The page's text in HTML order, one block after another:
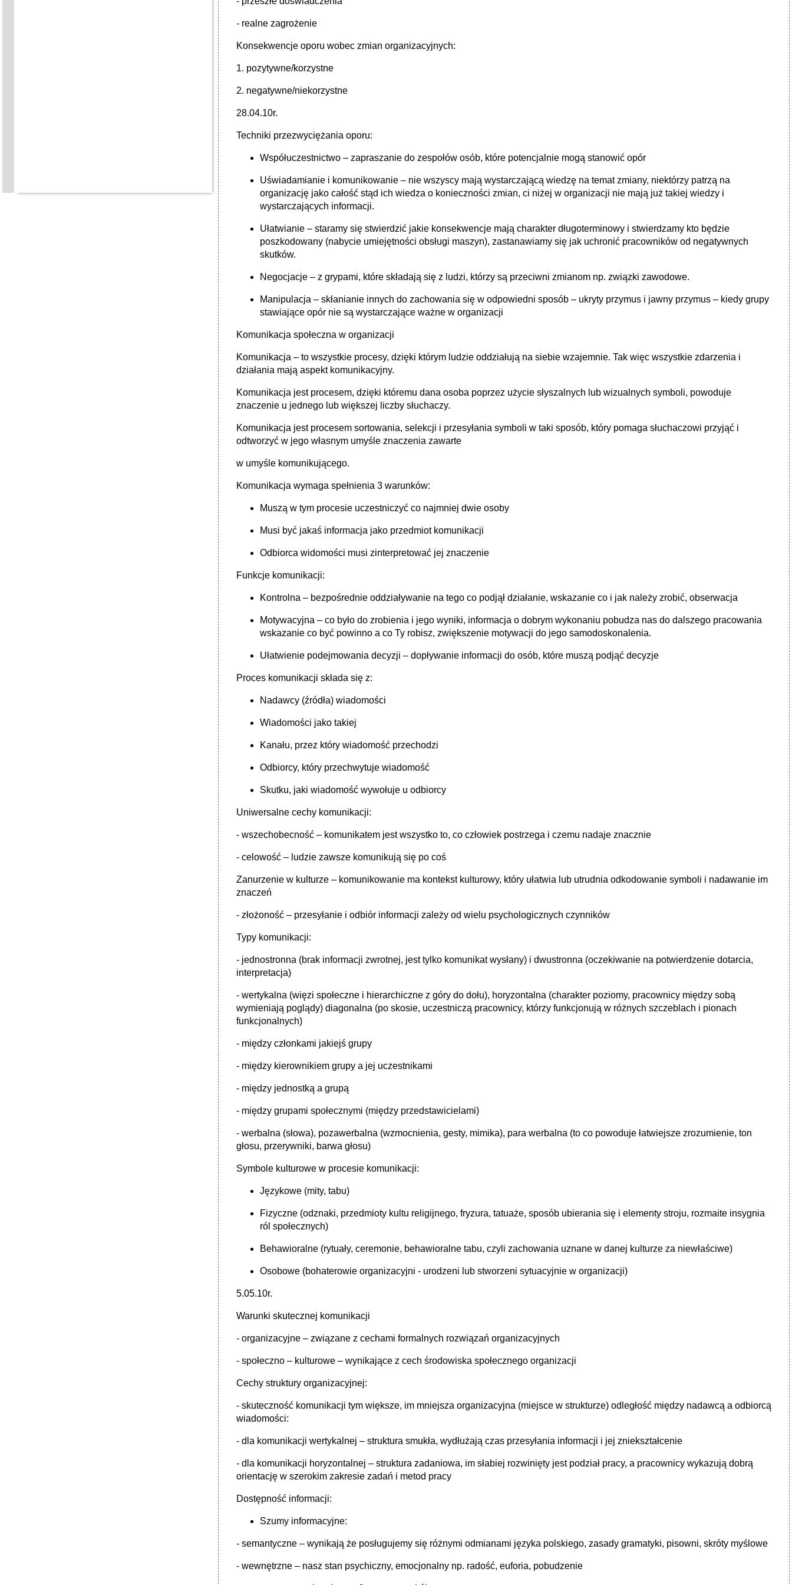
- realne zagrożenie
Konsekwencje oporu wobec zmian organizacyjnych:
1. pozytywne/korzystne
2. negatywne/niekorzystne
28.04.10r.
Techniki przezwyciężania oporu:
Współuczestnictwo – zapraszanie do zespołów osób, które potencjalnie mogą stanowić opór
Uświadamianie i komunikowanie – nie wszyscy mają wystarczającą wiedzę na temat zmiany, niektórzy patrzą na
organizację jako całość stąd ich wiedza o konieczności zmian, ci niżej w organizacji nie mają już takiej wiedzy i
wystarczających informacji.
Ułatwianie – staramy się stwierdzić jakie konsekwencje mają charakter długoterminowy i stwierdzamy kto będzie
poszkodowany (nabycie umiejętności obsługi maszyn), zastanawiamy się jak uchronić pracowników od negatywnych
skutków.
Negocjacje – z grypami, które składają się z ludzi, którzy są przeciwni zmianom np. związki zawodowe.
Manipulacja – skłanianie innych do zachowania się w odpowiedni sposób – ukryty przymus i jawny przymus – kiedy grupy
stawiające opór nie są wystarczające ważne w organizacji
Komunikacja społeczna w organizacji
Komunikacja – to wszystkie procesy, dzięki którym ludzie oddziałują na siebie wzajemnie. Tak więc wszystkie zdarzenia i
działania mają aspekt komunikacyjny.
Komunikacja jest procesem, dzięki któremu dana osoba poprzez użycie słyszalnych lub wizualnych symboli, powoduje
znaczenie u jednego lub większej liczby słuchaczy.
Komunikacja jest procesem sortowania, selekcji i przesyłania symboli w taki sposób, który pomaga słuchaczowi przyjąć i
odtworzyć w jego własnym umyśle znaczenia zawarte
w umyśle komunikującego.
Komunikacja wymaga spełnienia 3 warunków:
Muszą w tym procesie uczestniczyć co najmniej dwie osoby
Musi być jakaś informacja jako przedmiot komunikacji
Odbiorca widomości musi zinterpretować jej znaczenie
Funkcje komunikacji:
Kontrolna – bezpośrednie oddziaływanie na tego co podjął działanie, wskazanie co i jak należy zrobić, obserwacja
Motywacyjna – co było do zrobienia i jego wyniki, informacja o dobrym wykonaniu pobudza nas do dalszego pracowania
wskazanie co być powinno a co Ty robisz, zwiększenie motywacji do jego samodoskonalenia.
Ułatwienie podejmowania decyzji – dopływanie informacji do osób, które muszą podjąć decyzje
Proces komunikacji składa się z:
Nadawcy (źródła) wiadomości
Wiadomości jako takiej
Kanału, przez który wiadomość przechodzi
Odbiorcy, który przechwytuje wiadomość
Skutku, jaki wiadomość wywołuje u odbiorcy
Uniwersalne cechy komunikacji:
- wszechobecność – komunikatem jest wszystko to, co człowiek postrzega i czemu nadaje znacznie
- celowość – ludzie zawsze komunikują się po coś
Zanurzenie w kulturze – komunikowanie ma kontekst kulturowy, który ułatwia lub utrudnia odkodowanie symboli i nadawanie im
znaczeń
- złożoność – przesyłanie i odbiór informacji zależy od wielu psychologicznych czynników
Typy komunikacji:
- jednostronna (brak informacji zwrotnej, jest tylko komunikat wysłany) i dwustronna (oczekiwanie na potwierdzenie dotarcia,
interpretacja)
- wertykalna (więzi społeczne i hierarchiczne z góry do dołu), horyzontalna (charakter poziomy, pracownicy między sobą
wymieniają poglądy) diagonalna (po skosie, uczestniczą pracownicy, którzy funkcjonują w różnych szczeblach i pionach
funkcjonalnych)
- między członkami jakiejś grupy
- między kierownikiem grupy a jej uczestnikami
- między jednostką a grupą
- między grupami społecznymi (między przedstawicielami)
- werbalna (słowa), pozawerbalna (wzmocnienia, gesty, mimika), para werbalna (to co powoduje łatwiejsze zrozumienie, ton
głosu, przerywniki, barwa głosu)
Symbole kulturowe w procesie komunikacji:
Językowe (mity, tabu)
Fizyczne (odznaki, przedmioty kultu religijnego, fryzura, tatuaże, sposób ubierania się i elementy stroju, rozmaite insygnia
ról społecznych)
Behawioralne (rytuały, ceremonie, behawioralne tabu, czyli zachowania uznane w danej kulturze za niewłaściwe)
Osobowe (bohaterowie organizacyjni - urodzeni lub stworzeni sytuacyjnie w organizacji)
5.05.10r.
Warunki skutecznej komunikacji
- organizacyjne – związane z cechami formalnych rozwiązań organizacyjnych
- społeczno – kulturowe – wynikające z cech środowiska społecznego organizacji
Cechy struktury organizacyjnej:
- skuteczność komunikacji tym większe, im mniejsza organizacyjna (miejsce w strukturze) odległość między nadawcą a odbiorcą
wiadomości:
- dla komunikacji wertykalnej – struktura smukła, wydłużają czas przesyłania informacji i jej zniekształcenie
- dla komunikacji horyzontalnej – struktura zadaniowa, im słabiej rozwinięty jest podział pracy, a pracownicy wykazują dobrą
orientację w szerokim zakresie zadań i metod pracy
Dostępność informacji:
Szumy informacyjne:
- semantyczne – wynikają że posługujemy się różnymi odmianami języka polskiego, zasady gramatyki, pisowni, skróty myślowe
- wewnętrzne – nasz stan psychiczny, emocjonalny np. radość, euforia, pobudzenie